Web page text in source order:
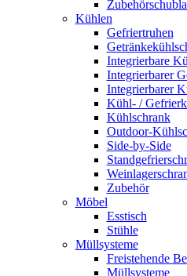
Kühlen
Gefriertruhen
Integrierbare
Integrierbarer
Integrierbarer
Kühl- /
Kühlschrank
Outdoor-
Side-by-Side
Zubehör
Möbel
Esstisch
Stühle
Müllsysteme
Freistehende
Müllsysteme